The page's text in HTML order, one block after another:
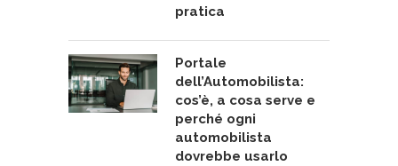
pratica
Portale
dell’Automobilista:
cos’è, a cosa serve e
perché ogni
automobilista
dovrebbe usarlo